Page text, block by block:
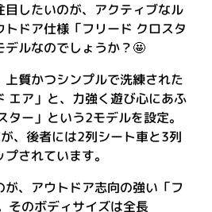
したいのが、アクティブなル
トドア仕様「フリード クロスタ
デルなのでしょうか？🤩
質かつシンプルで洗練された
エア」と、力強く遊び心にあふ
ター」という2モデルを設定。
、後者には2列シート車と3列
されています。
、アウトドア志向の強い「フ
そのボディサイズは全長